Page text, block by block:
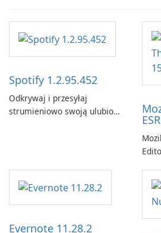
Spotify 1.2.95.452
Odkrywaj i przesyłaj
strumieniowo swoją ulubioną
Evernote 11.28.2